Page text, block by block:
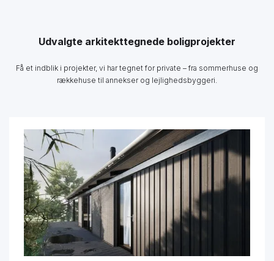
Udvalgte arkitekttegnede boligprojekter
Få et indblik i projekter, vi har tegnet for private – fra sommerhuse og
rækkehuse til annekser og lejlighedsbyggeri.